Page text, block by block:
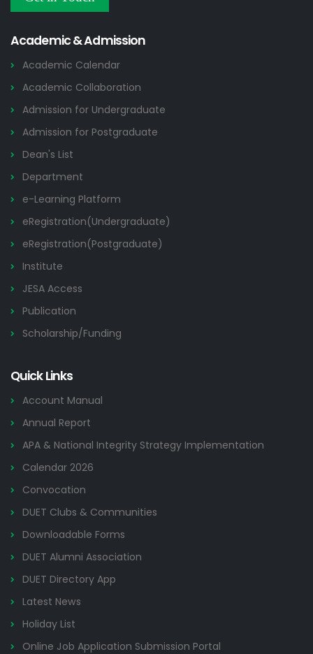
2026
Academic & Admission
Academic Calendar
Academic Collaboration
Admission for Undergraduate
Admission for Postgraduate
Dean's List
Department
e-Learning Platform
eRegistration(Undergraduate)
eRegistration(Postgraduate)
Institute
JESA Access
Publication
Scholarship/Funding
Quick Links
Account Manual
Annual Report
APA & National Integrity Strategy Implementation
Calendar 2026
Convocation
DUET Clubs & Communities
Downloadable Forms
DUET Alumni Association
DUET Directory App
Latest News
Holiday List
Online Job Application Submission Portal